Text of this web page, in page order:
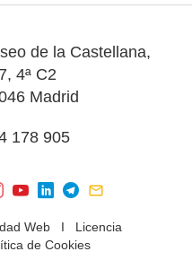
de la Castellana,
4ª C2
Madrid
178 905
WebI Licencia
de Cookies